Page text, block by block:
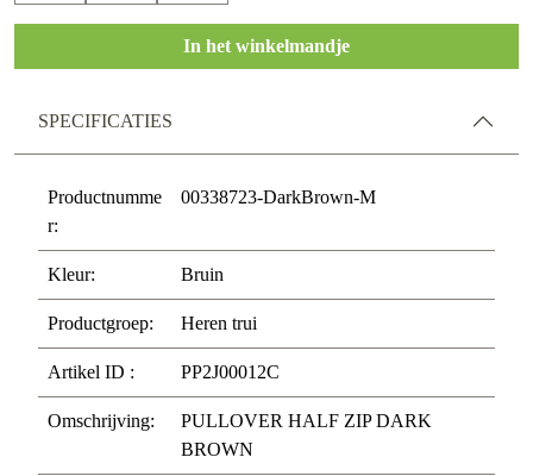
In het winkelmandje
SPECIFICATIES
Productnumme
r:
00338723-DarkBrown-M
Kleur: Bruin
Productgroep: Heren trui
Artikel ID : PP2J00012C
Omschrijving:
PULLOVER HALF ZIP DARK
BROWN